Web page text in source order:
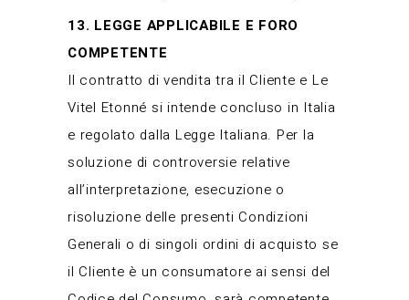
13. LEGGE APPLICABILE E FORO
COMPETENTE
Il contratto di vendita tra il Cliente e Le
Vitel Etonné si intende concluso in Italia
e regolato dalla Legge Italiana. Per la
soluzione di controversie relative
all’interpretazione, esecuzione o
risoluzione delle presenti Condizioni
Generali o di singoli ordini di acquisto se
il Cliente è un consumatore ai sensi del